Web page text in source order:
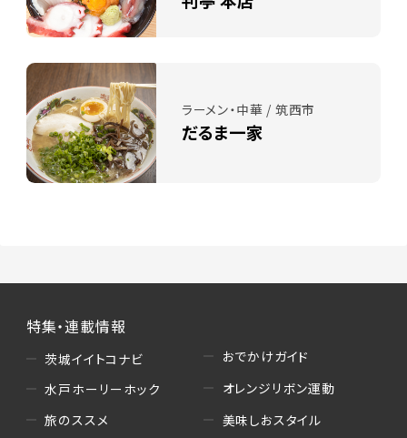
ラーメン・中華 / 筑西市
だるま一家
特集・連載情報
茨城イイトコナビ
水戸ホーリーホック
旅のススメ
おでかけガイド
オレンジリボン運動
美味しおスタイル